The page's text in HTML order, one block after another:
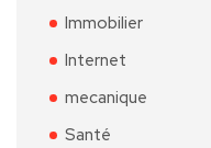
Immobilier
Internet
mecanique
Santé